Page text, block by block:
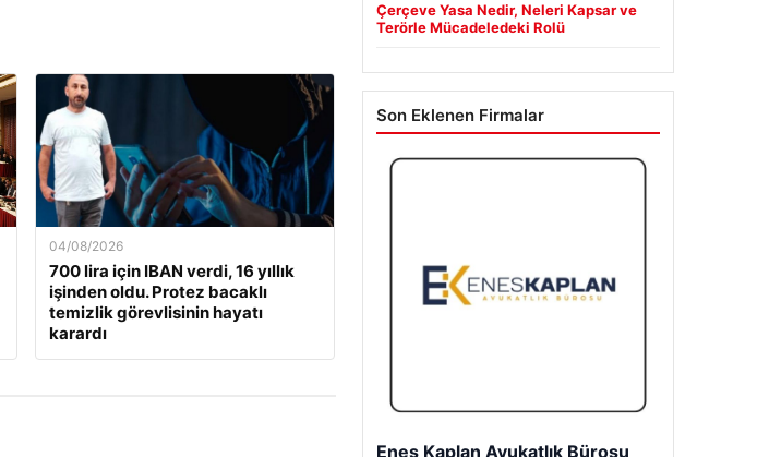
04/08/2026
700 lira için IBAN verdi, 16 yıllık
işinden oldu. Protez bacaklı
temizlik görevlisinin hayatı
karardı
Çerçeve Yasa Nedir, Neleri Kapsar ve
Terörle Mücadeledeki Rolü
Son Eklenen Firmalar
Enes Kaplan Avukatlık Bürosu